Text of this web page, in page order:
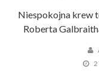
Niespokojna krew
Roberta